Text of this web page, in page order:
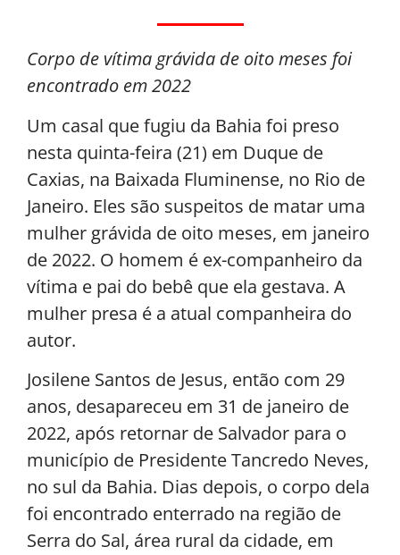
Corpo de vítima grávida de oito meses foi
encontrado em 2022
Um casal que fugiu da Bahia foi preso
nesta quinta-feira (21) em Duque de
Caxias, na Baixada Fluminense, no Rio de
Janeiro. Eles são suspeitos de matar uma
mulher grávida de oito meses, em janeiro
de 2022. O homem é ex-companheiro da
vítima e pai do bebê que ela gestava. A
mulher presa é a atual companheira do
autor.
Josilene Santos de Jesus, então com 29
anos, desapareceu em 31 de janeiro de
2022, após retornar de Salvador para o
município de Presidente Tancredo Neves,
no sul da Bahia. Dias depois, o corpo dela
foi encontrado enterrado na região de
Serra do Sal, área rural da cidade, em